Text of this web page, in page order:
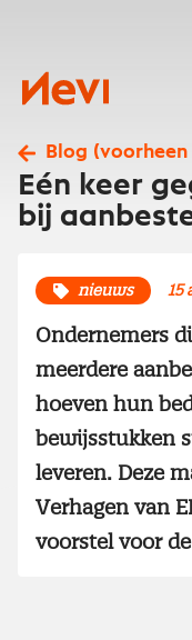
Nevi
Blog (voorheen
Eén keer
bij
nieuws 15
Ondernemers
meerdere
hoeven hun
bewijsstukken
leveren. Deze
Verhagen van
voorstel voor